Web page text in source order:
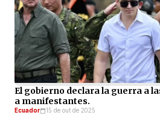
El gobierno declara la guerra a
a manifestantes.
Ecuador 15 de out de 2025